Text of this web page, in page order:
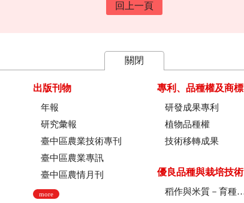
回上一頁
關閉
出版刊物
年報
研究彙報
臺中區農業技術專刊
臺中區農業專訊
臺中區農情月刊
more
專利、品種權及商標
研發成果專利
植物品種權
技術移轉成果
優良品種與栽培技術
稻作與米質－育種、栽培技術、綜合、稻米品質